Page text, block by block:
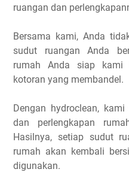
ruangan dan
Bersama kami, Anda
sudut ruangan Anda
rumah Anda siap kami
kotoran yang membandel.
Dengan hydroclean,
dan perlengkapan
Hasilnya, setiap sudut
rumah akan kembali
digunakan.